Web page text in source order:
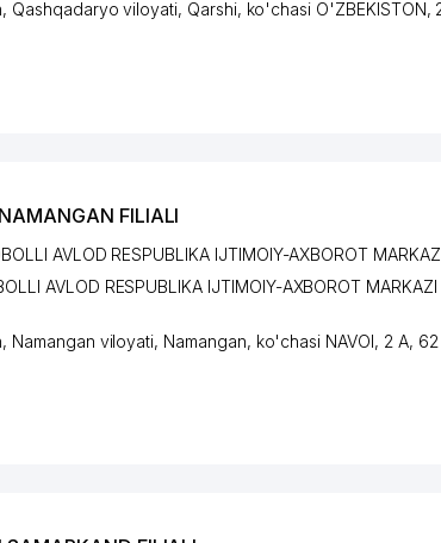
Qashqadaryo viloyati, Qarshi, ko'chasi O'ZBEKISTON,
FILIALI
AVLOD RESPUBLIKA IJTIMOIY-AXBOROT
AVLOD RESPUBLIKA IJTIMOIY-AXBOROT MARKAZI
Namangan viloyati, Namangan, ko'chasi NAVOI, 2 A, 62